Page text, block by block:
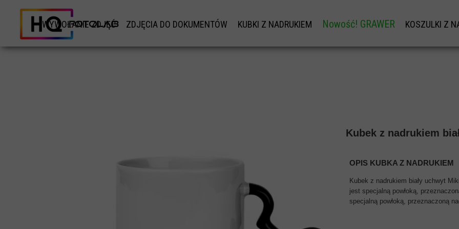
WYWOŁANIE ZDJĘĆ
WYWOŁANIE ZDJĘĆ PANORAMICZNYCH
ZDJĘCIA DO DOKUMENTÓW
ZDJĘCIE DO KSIĄŻECZKI WOJSKOWEJ
ZDJĘCIE DO ANKIETY BEZPIECZEŃSTWA
KUBKI Z NADRUKIEM Nowość! GRAWER
GRAWER NA DŁUGOPISY OD 1SZT.
KOSZULKI Z
KOSZULKI
NADRUK
KOSZULKI
Kubek z nadrukiem
OPIS KUBKA Z NADRUKIEM
Kubek z nadrukiem biały uchwyt
jest specjalną powłoką,
specjalną powłoką, przeznaczoną